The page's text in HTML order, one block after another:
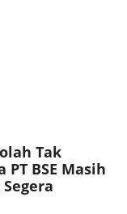
Tak
BSE Masih